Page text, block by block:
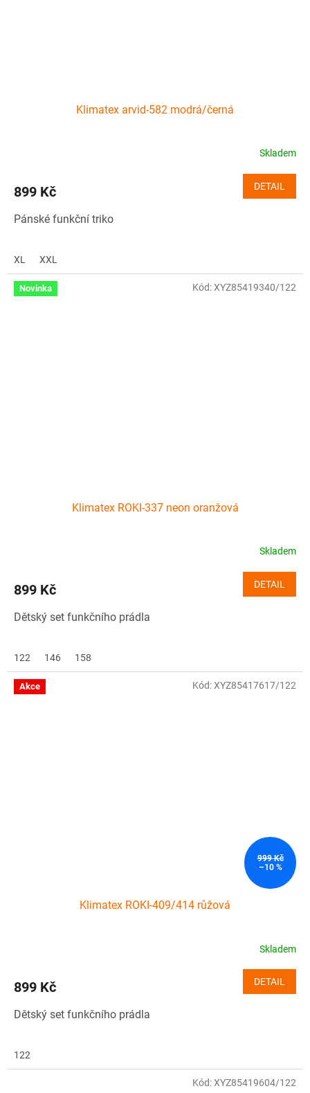
Klimatex arvid-582 modrá/černá
Skladem
899 Kč DETAIL
Pánské funkční triko
XL XXL
Novinka
Klimatex ROKI-337 neon oranžová
Skladem
899 Kč DETAIL
Dětský set funkčního prádla
122 146 158
Kód:XYZ85419340/122
Akce
999 Kč
–10 %
Klimatex ROKI-409/414 růžová
Skladem
899 Kč DETAIL
Dětský set funkčního prádla
122
Kód:XYZ85417617/122
Kód:XYZ85419604/122